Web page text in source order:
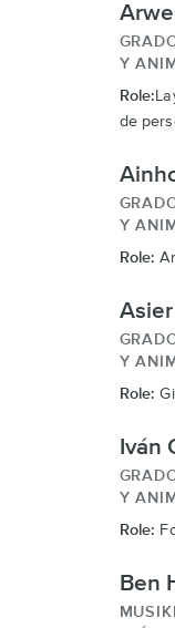
Y
Role:
de
Y
Role:
Y
Role:
Iván
Y
Role:
Ben